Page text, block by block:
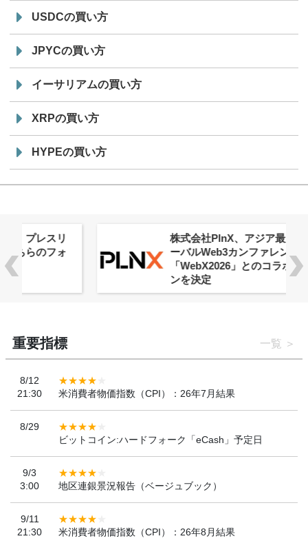
USDCの買い方
JPYCの買い方
イーサリアムの買い方
XRPの買い方
HYPEの買い方
株式会社PlnX、アジア最大級のグロ
ーバルWeb3カンファレンス
「WebX2026」とのコラボレーショ
重要指標 一覧
8/12
21:30
米消費者物価指数（CPI）：26年7月結果
8/29
ビットコイン:ハードフォーク「eCash」予定日
9/3
3:00
地区連銀景況報告（ベージュブック）
9/11
21:30
米消費者物価指数（CPI）：26年8月結果